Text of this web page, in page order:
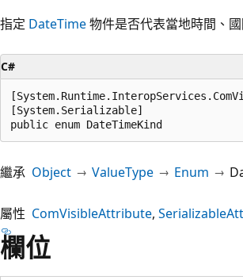
指定 DateTime物件是否代表當地時間、
C#
[System.Serializable]
public enum DateTimeKind
繼承 Object ValueType Enum
屬性 ComVisibleAttribute
欄位